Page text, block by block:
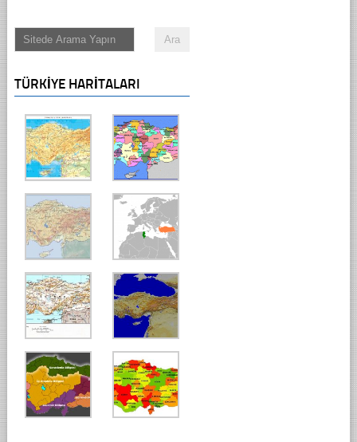
TÜRKIYE HARITALARI